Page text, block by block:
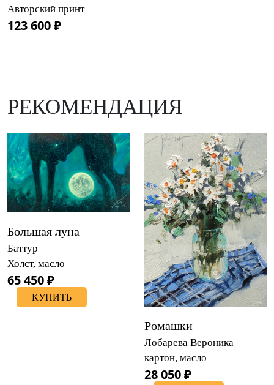
Авторский принт
123 600 ₽
РЕКОМЕНДАЦИЯ
Большая луна
Баттур
Холст, масло
65 450 ₽
КУПИТЬ
Ромашки
Лобарева Вероника
картон, масло
28 050 ₽